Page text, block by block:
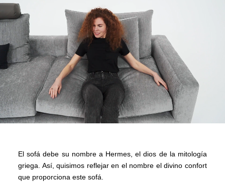
El sofá debe su nombre a Hermes, el dios de la mitología
griega. Así, quisimos reflejar en el nombre el divino confort
que proporciona este sofá.